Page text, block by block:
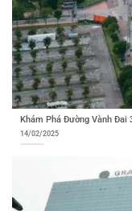
Khám Phá Đường Vành
14/02/2025